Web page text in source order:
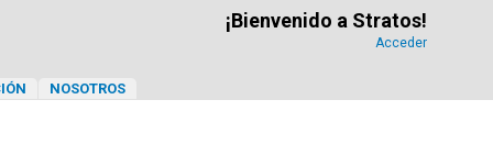
¡Bienvenido a Stratos!
Acceder
NOSOTROS